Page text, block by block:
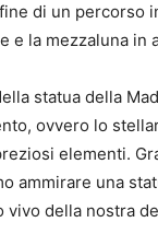
di un percorso
e la mezzaluna in
statua della
ovvero lo
elementi.
ammirare una
della nostra